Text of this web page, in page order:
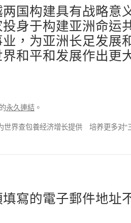
国构建具有战略意
身于构建亚洲命运
，为亚洲长足发展
和平和发展作出更
永久連結 。
世界查包養经济增长提供
培养更多对“
寫的電子郵件地址